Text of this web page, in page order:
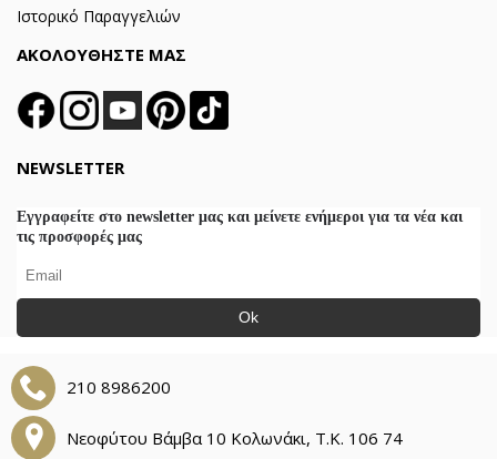
Ιστορικό Παραγγελιών
ΑΚΟΛΟΥΘΗΣΤΕ ΜΑΣ
NEWSLETTER
Εγγραφείτε στο newsletter μας και μείνετε ενήμεροι για τα νέα και
τις προσφορές μας
Ok
210 8986200
Νεοφύτου Βάμβα 10 Κολωνάκι, Τ.Κ. 106 74